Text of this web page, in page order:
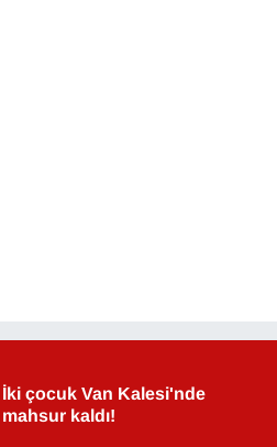
İki çocuk Van Kalesi'nde
mahsur kaldı!